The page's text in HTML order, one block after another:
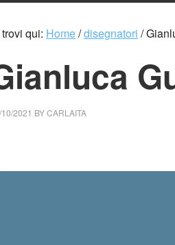
qui: Home/disegnatori /
2021 BYCARLAITA